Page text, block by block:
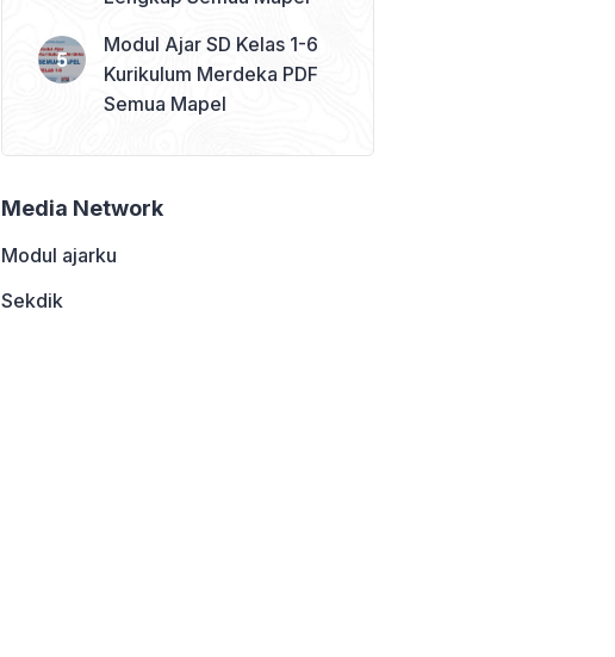
Modul Ajar SD Kelas 1-6
Kurikulum Merdeka PDF
Semua Mapel
Media Network
Modul ajarku
Sekdik